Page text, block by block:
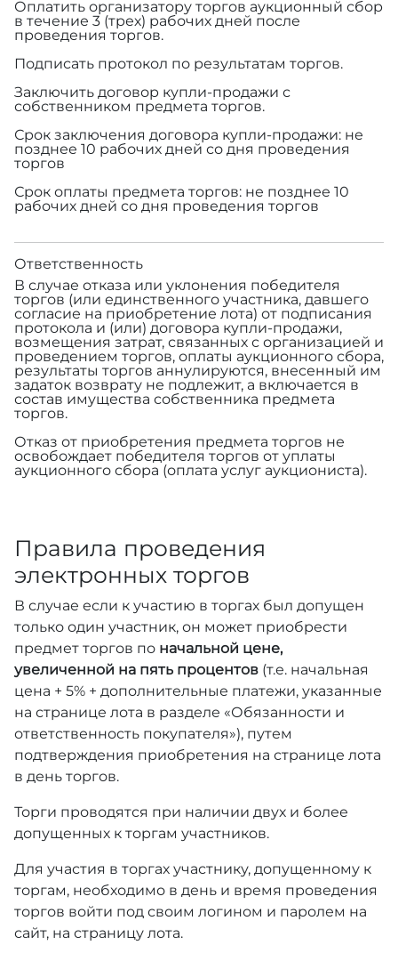
Оплатить организатору торгов аукционный сбор
в течение 3 (трех) рабочих дней после
проведения торгов.
Подписать протокол по результатам торгов.
Заключить договор купли-продажи с
собственником предмета торгов.
Срок заключения договора купли-продажи: не
позднее 10 рабочих дней со дня проведения
торгов
Срок оплаты предмета торгов: не позднее 10
рабочих дней со дня проведения торгов
Ответственность
В случае отказа или уклонения победителя
торгов (или единственного участника, давшего
согласие на приобретение лота) от подписания
протокола и (или) договора купли-продажи,
возмещения затрат, связанных с организацией и
проведением торгов, оплаты аукционного сбора,
результаты торгов аннулируются, внесенный им
задаток возврату не подлежит, а включается в
состав имущества собственника предмета
торгов.
Отказ от приобретения предмета торгов не
освобождает победителя торгов от уплаты
аукционного сбора (оплата услуг аукциониста).
Правила проведения
электронных торгов
В случае если к участию в торгах был допущен
только один участник, он может приобрести
предмет торгов по начальной цене,
увеличенной на пять процентов (т.е. начальная
цена + 5% + дополнительные платежи, указанные
на странице лота в разделе «Обязанности и
ответственность покупателя»), путем
подтверждения приобретения на странице лота
в день торгов.
Торги проводятся при наличии двух и более
допущенных к торгам участников.
Для участия в торгах участнику, допущенному к
торгам, необходимо в день и время проведения
торгов войти под своим логином и паролем на
сайт, на страницу лота.